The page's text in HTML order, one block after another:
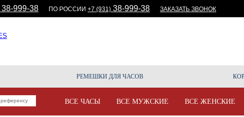
38-999-38 ПО РОССИИ +7 (931) 38-999-38 ЗАКАЗАТЬ ЗВОНОК
РЕМЕШКИ ДЛЯ ЧАСОВ
ВСЕ ЧАСЫ ВСЕ МУЖСКИЕ ВСЕ ЖЕНСКИЕ